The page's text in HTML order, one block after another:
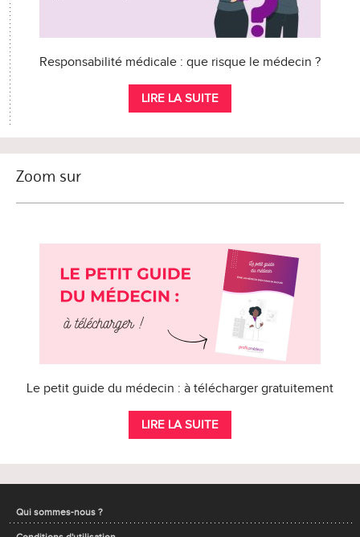
Responsabilité médicale : que risque le médecin ?
LIRE LA SUITE
Zoom sur
Le petit guide du médecin : à télécharger gratuitement
LIRE LA SUITE
Qui sommes-nous ?